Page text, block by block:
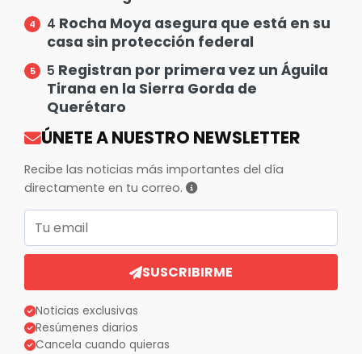
4 Rocha Moya asegura que está en su
casa sin protección federal
5 Registran por primera vez un Águila
Tirana en la Sierra Gorda de
Querétaro
ÚNETE A NUESTRO NEWSLETTER
Recibe las noticias más importantes del día
directamente en tu correo.
Correo electrónico
SUSCRIBIRME
Noticias exclusivas
Resúmenes diarios
Cancela cuando quieras